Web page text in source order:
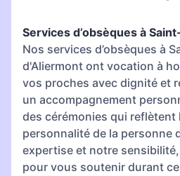
Services d’obsèques à
Nos services d’obsèques à
d'Aliermont ont vocation à
vos proches avec dignité et
un accompagnement
des cérémonies qui reflètent
personnalité de la personne
expertise et notre
pour vous soutenir durant